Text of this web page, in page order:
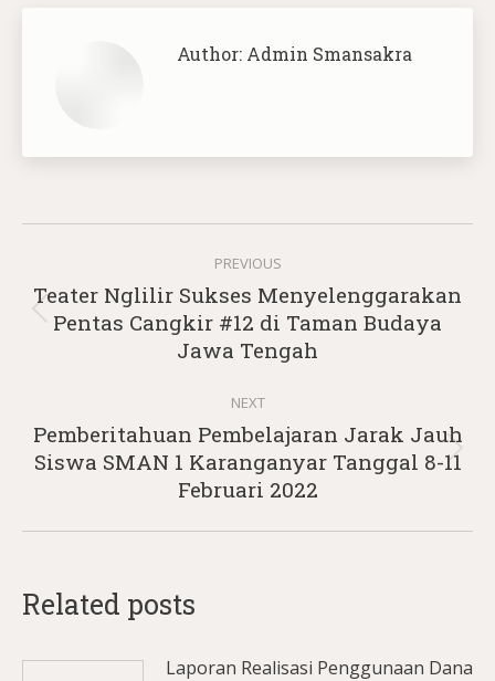
Author: Admin Smansakra
navigation
PREVIOUS
Previous
post:
Teater Nglilir Sukses Menyelenggarakan
Pentas Cangkir #12 di Taman Budaya
Jawa Tengah
NEXT
Next
post:
Pemberitahuan Pembelajaran Jarak Jauh
Siswa SMAN 1 Karanganyar Tanggal 8-11
Februari 2022
Related posts
Laporan Realisasi Penggunaan Dana